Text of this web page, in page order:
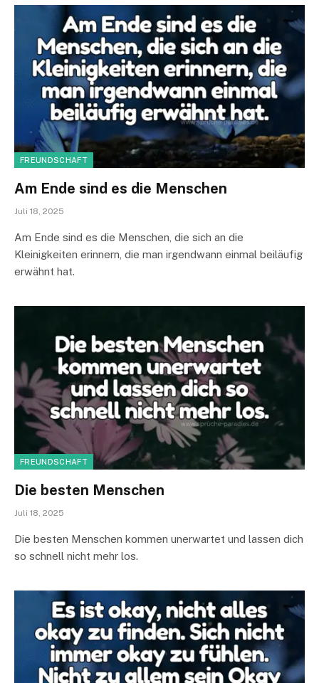
FREUNDSCHAFT
Am Ende sind es die Menschen
Juli 18, 2025
Am Ende sind es die Menschen, die sich an die
Kleinigkeiten erinnern, die man irgendwann einmal beiläufig
erwähnt hat.
FREUNDSCHAFT
Die besten Menschen
Juli 18, 2025
Die besten Menschen kommen unerwartet und lassen dich
so schnell nicht mehr los.